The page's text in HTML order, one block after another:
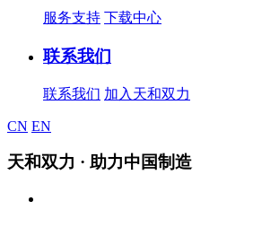
服务支持 下载中心
联系我们
联系我们 加入天和双力
CN EN
天和双力 · 助力中国制造